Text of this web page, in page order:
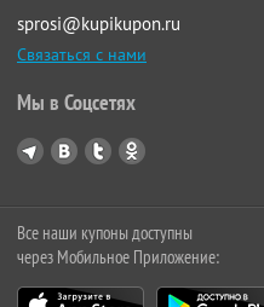
sprosi@kupikupon.ru
Связаться с нами
Мы в Соцсетях
Все наши купоны доступны
через Мобильное Приложение: